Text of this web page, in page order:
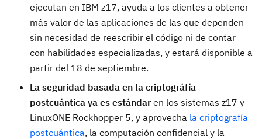
ejecutan en IBM z17, ayuda a los clientes a obtener
más valor de las aplicaciones de las que dependen
sin necesidad de reescribir el código ni de contar
con habilidades especializadas, y estará disponible a
partir del 18 de septiembre.
La seguridad basada en la criptográfía
postcuántica ya es estándar en los sistemas z17 y
LinuxONE Rockhopper 5, y aprovecha la criptografía
postcuántica, la computación confidencial y la